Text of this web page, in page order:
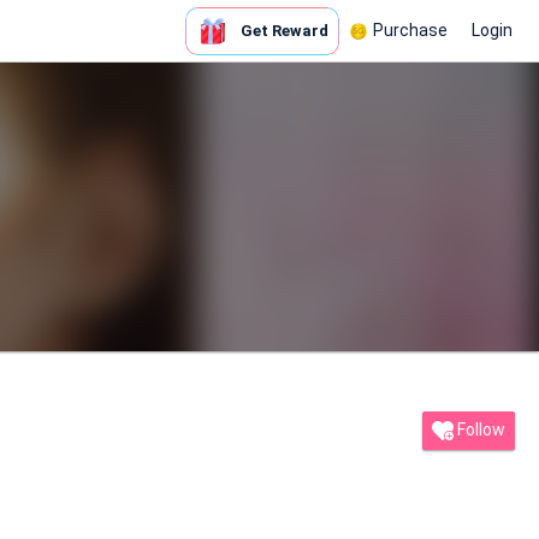
Get Reward Purchase Login
Follow